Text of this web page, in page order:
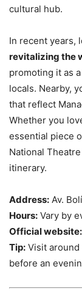
cultural hub.
In recent years,
revitalizing the
promoting it as
locals. Nearby,
that reflect
Whether you
essential piece
National
itinerary.
Address: Av.
Hours: Vary by
Official website:
Tip: Visit
before an